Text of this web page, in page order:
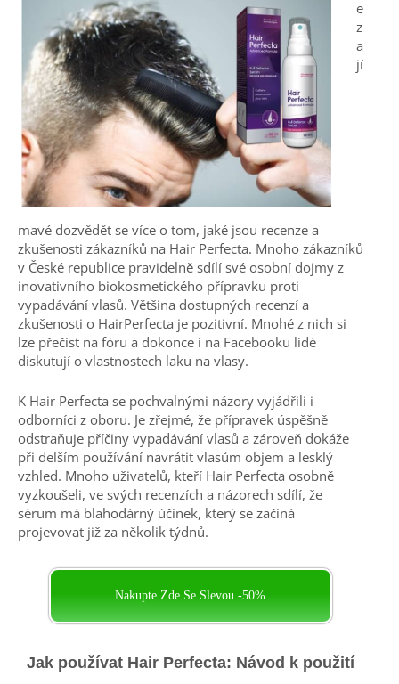
e
z
a
jí
mavé dozvědět se více o tom, jaké jsou recenze a
zkušenosti zákazníků na Hair Perfecta. Mnoho zákazníků
v České republice pravidelně sdílí své osobní dojmy z
inovativního biokosmetického přípravku proti
vypadávání vlasů. Většina dostupných recenzí a
zkušenosti o HairPerfecta je pozitivní. Mnohé z nich si
lze přečíst na fóru a dokonce i na Facebooku lidé
diskutují o vlastnostech laku na vlasy.
K Hair Perfecta se pochvalnými názory vyjádřili i
odborníci z oboru. Je zřejmé, že přípravek úspěšně
odstraňuje příčiny vypadávání vlasů a zároveň dokáže
při delším používání navrátit vlasům objem a lesklý
vzhled. Mnoho uživatelů, kteří Hair Perfecta osobně
vyzkoušeli, ve svých recenzích a názorech sdílí, že
sérum má blahodárný účinek, který se začíná
projevovat již za několik týdnů.
Nakupte Zde Se Slevou -50%
Jak používat Hair Perfecta: Návod k použití